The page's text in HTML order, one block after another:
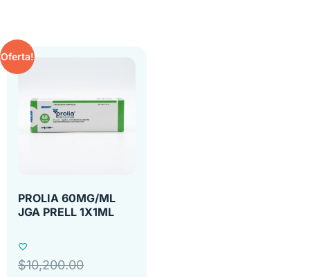
Oferta!
PROLIA 60MG/ML
JGA PRELL 1X1ML
$10,200.00